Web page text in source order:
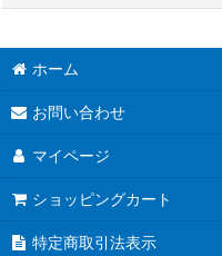
ホーム
お問い合わせ
マイページ
ショッピングカート
特定商取引法表示